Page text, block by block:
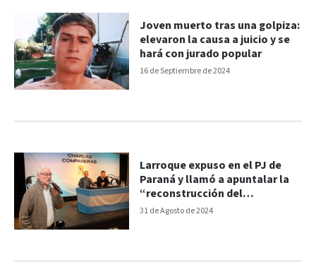
16 de Septiembre de 2024
Joven muerto tras una golpiza:
elevaron la causa a juicio y se
hará con jurado popular
31 de Agosto de 2024
Larroque expuso en el PJ de
Paraná y llamó a apuntalar la
“reconstrucción del
peronismo”